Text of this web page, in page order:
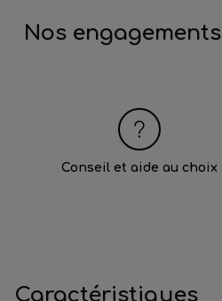
Nos engagements
Conseil et aide au choix
Caractéristiques